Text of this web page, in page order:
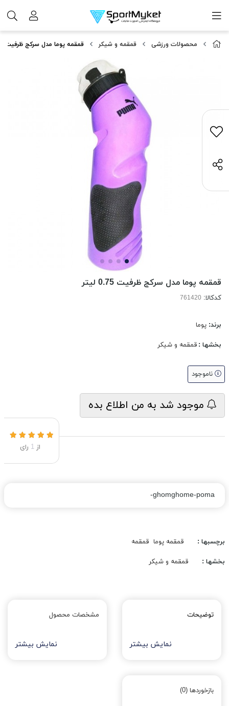
محصولات ورزشی قمقمه و شیکر قمقمه پوما مدل سرکج ظرفیت 0.75 لیتر
قمقمه پوما مدل سرکج ظرفیت 0.75 لیتر
کدکالا:
برند: پوما
بخشها : قمقمه و شیکر
ناموجود
موجود شد به من اطلاع بده
از 1 رای
ghomghome-poma-
برچسبها : قمقمه پوما قمقمه
بخشها : قمقمه و شیکر
توضیحات
نمایش بیشتر
مشخصات محصول
نمایش بیشتر
بازخوردها (0)